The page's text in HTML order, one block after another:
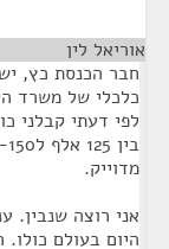
אוריאל לין
חבר הכנסת כץ,
כלכלי של משרד
לפי דעתי קבלני
מדוייק.
אני רוצה שנבין.
היום בעולם